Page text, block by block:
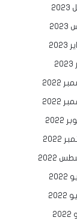
2022
2022
2022
2022
2022